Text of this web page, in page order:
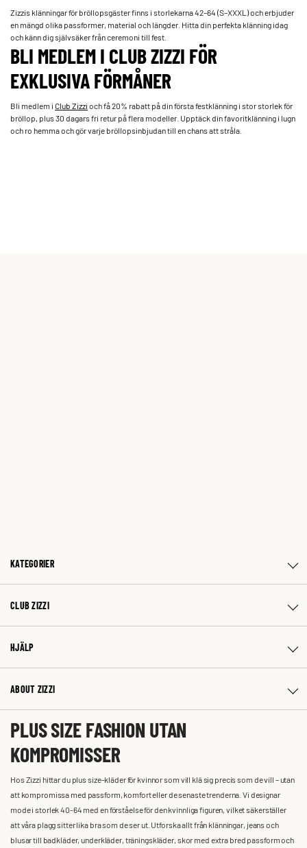
Zizzis klänningar för bröllopsgäster finns i storlekarna 42–64 (S–XXXL) och erbjuder
en mängd olika passformer, material och längder. Hitta din perfekta klänning idag
och känn dig självsäker från ceremoni till fest.
BLI MEDLEM I CLUB ZIZZI FÖR
EXKLUSIVA FÖRMÅNER
Bli medlem iClub Zizzioch få 20% rabatt på din första festklänning i stor storlek för
bröllop, plus 30 dagars fri retur på flera modeller. Upptäck din favoritklänning i lugn
och ro hemma och gör varje bröllopsinbjudan till en chans att stråla.
KATEGORIER
CLUB ZIZZI
HJÄLP
ABOUT ZIZZI
PLUS SIZE FASHION UTAN
KOMPROMISSER
Hos Zizzi hittar du plus size-kläder för kvinnor som vill klä sig precis som de vill – utan
att kompromissa med passform, komfort eller de senaste trenderna. Vi designar
mode i storlek 40-64 med en förståelse för den kvinnliga figuren, vilket säkerställer
att våra plagg sitter lika bra som de ser ut. Utforska allt från klänningar, jeans och
blusar till badkläder, underkläder, träningskläder, skor med extra bred passform och